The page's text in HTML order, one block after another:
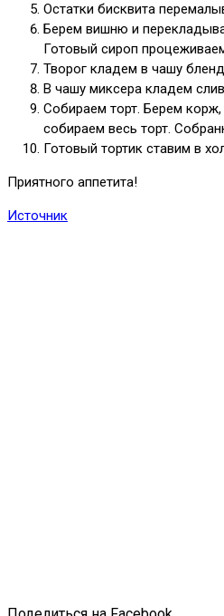
Остатки бисквита
Берем вишню и
Готовый сироп
Творог кладем в чашу
В чашу миксера кладем
Собираем торт. Берем
собираем весь торт.
Готовый тортик ставим в
Приятного аппетита!
Источник